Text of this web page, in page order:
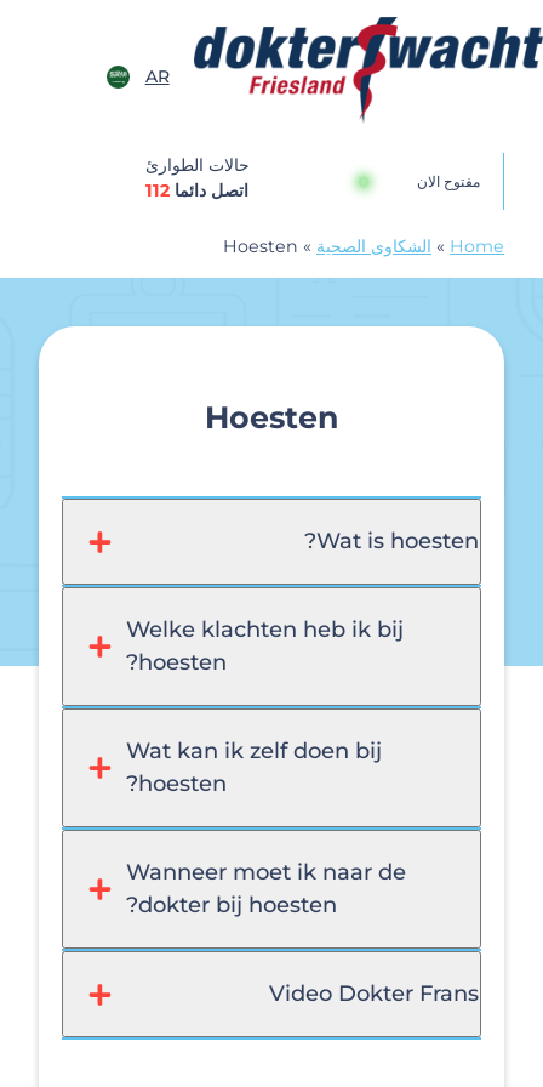
AR
مفتوح الان
حالات الطوارئ
اتصل دائما 112
Home
» الشكاوى الصحية »
Hoesten
Hoesten
Wat is hoesten?
Welke klachten heb ik bij
hoesten?
Wat kan ik zelf doen bij
hoesten?
Wanneer moet ik naar de
dokter bij hoesten?
Video Dokter Frans